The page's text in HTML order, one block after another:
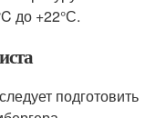
до +22°С.
подготовить